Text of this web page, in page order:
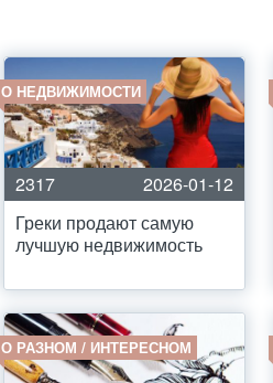
О НЕДВИЖИМОСТИ
2317
2026-01-12
Греки продают самую
лучшую недвижимость
О РАЗНОМ / ИНТЕРЕСНОМ